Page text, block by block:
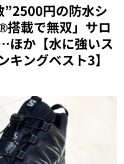
”2500円の防水シ
搭載で無双」サロ
ほか【水に強いス
キングベスト3】